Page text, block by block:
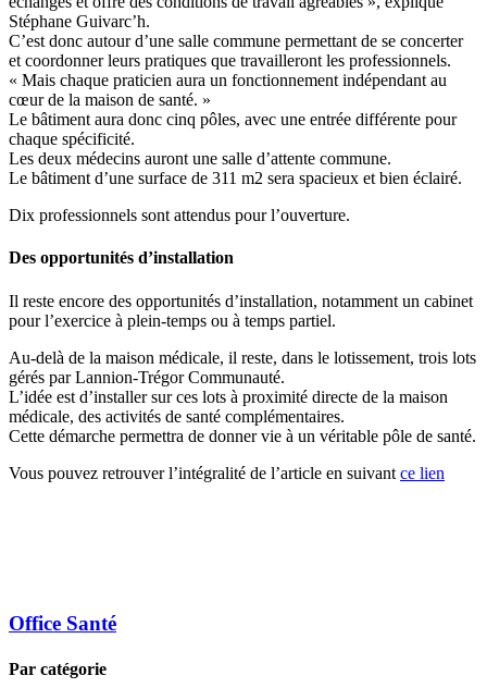
Stéphane Guivarc’h.
C’est donc autour d’une salle commune permettant de se concerter
et coordonner leurs pratiques que travailleront les professionnels.
« Mais chaque praticien aura un fonctionnement indépendant au
cœur de la maison de santé. »
Le bâtiment aura donc cinq pôles, avec une entrée différente pour
chaque spécificité.
Les deux médecins auront une salle d’attente commune.
Le bâtiment d’une surface de 311 m2 sera spacieux et bien éclairé.
Dix professionnels sont attendus pour l’ouverture.
Des opportunités d’installation
Il reste encore des opportunités d’installation, notamment un cabinet
pour l’exercice à plein-temps ou à temps partiel.
Au-delà de la maison médicale, il reste, dans le lotissement, trois lots
gérés par Lannion-Trégor Communauté.
L’idée est d’installer sur ces lots à proximité directe de la maison
médicale, des activités de santé complémentaires.
Cette démarche permettra de donner vie à un véritable pôle de santé.
Vous pouvez retrouver l’intégralité de l’article en suivant ce lien
Office Santé
Par catégorie